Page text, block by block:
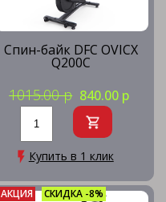
Спин-байк DFC OVICX
Q200C
1015.00 р 840.00 р
Купить в 1 клик
АКЦИЯ СКИДКА -8%